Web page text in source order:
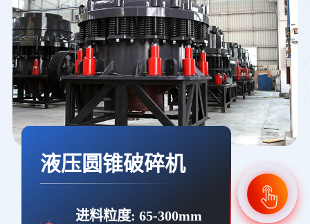
液压圆锥破碎机
进料粒度: 65-300mm